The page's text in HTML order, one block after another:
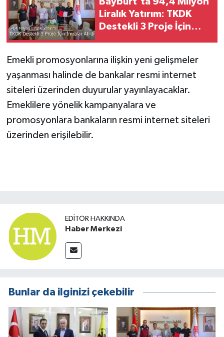
Liralık Yatırım: TKDK
Destekli 3 Proje İçin
Emekli promosyonlarına ilişkin yeni gelişmeler
yaşanması halinde de bankalar resmi internet
siteleri üzerinden duyurular yayınlayacaklar.
Emeklilere yönelik kampanyalara ve
promosyonlara bankaların resmi internet siteleri
üzerinden erişilebilir.
EDITÖR HAKKINDA
Haber Merkezi
Bunlar da ilginizi çekebilir